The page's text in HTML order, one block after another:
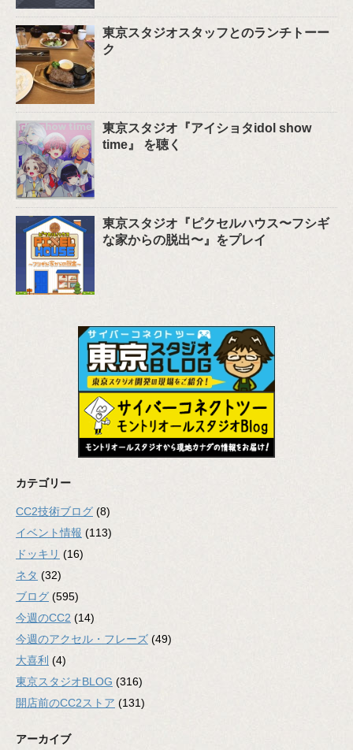
東京スタジオスタッフとのランチトーー
ク
東京スタジオ『アイショタidol show
time』 を聴く
東京スタジオ『ピクセルハウス〜フシギ
な家からの脱出〜』をプレイ
カテゴリー
CC2技術ブログ (8)
イベント情報 (113)
ドッキリ (16)
ネタ (32)
ブログ (595)
今週のCC2 (14)
今週のアクセル・フレーズ (49)
大喜利 (4)
東京スタジオBLOG (316)
開店前のCC2ストア (131)
アーカイブ